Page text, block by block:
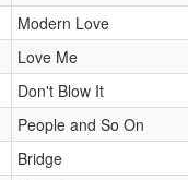
Modern Love
Love Me
Don't Blow It
People and So On
Bridge